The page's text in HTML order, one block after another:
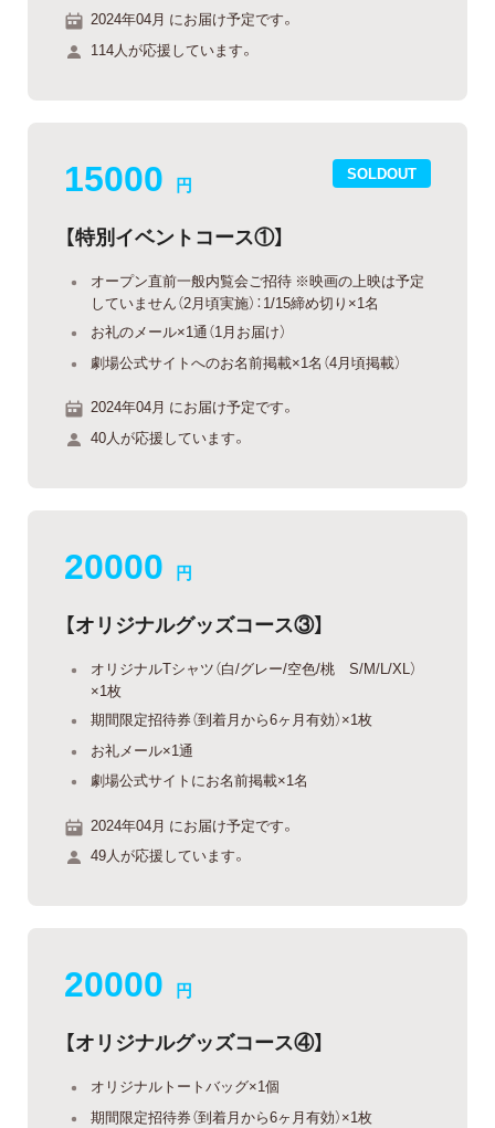
2024年04月 にお届け予定です。
114人が応援しています。
SOLDOUT
15000 円
【特別イベントコース①】
オープン直前一般内覧会ご招待 ※映画の上映は予定
していません（2月頃実施）：1/15締め切り×1名
お礼のメール×1通（1月お届け）
劇場公式サイトへのお名前掲載×1名（4月頃掲載）
2024年04月 にお届け予定です。
40人が応援しています。
20000 円
【オリジナルグッズコース③】
オリジナルTシャツ（白/グレー/空色/桃 S/M/L/XL）
×1枚
期間限定招待券（到着月から6ヶ月有効）×1枚
お礼メール×1通
劇場公式サイトにお名前掲載×1名
2024年04月 にお届け予定です。
49人が応援しています。
20000 円
【オリジナルグッズコース④】
オリジナルトートバッグ×1個
期間限定招待券（到着月から6ヶ月有効）×1枚